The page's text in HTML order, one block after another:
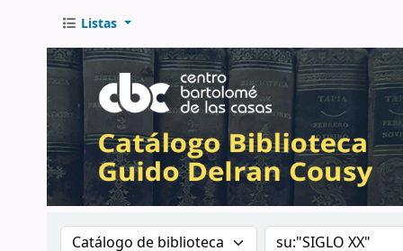
Listas
Buscar en el catálogo por:Buscar en el